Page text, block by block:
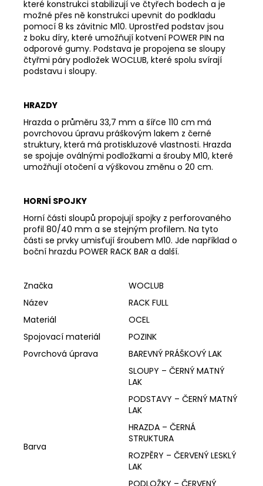
které konstrukci stabilizují ve čtyřech bodech a je
možné přes ně konstrukci upevnit do podkladu
pomocí 8 ks závitnic M10. Uprostřed podstav jsou
z boku díry, které umožňují kotvení POWER PIN na
odporové gumy. Podstava je propojena se sloupy
čtyřmi páry podložek WOCLUB, které spolu svírají
podstavu i sloupy.
HRAZDY
Hrazda o průměru 33,7 mm a šířce 110 cm má
povrchovou úpravu práškovým lakem z černé
struktury, která má protiskluzové vlastnosti. Hrazda
se spojuje oválnými podložkami a šrouby M10, které
umožňují otočení a výškovou změnu o 20 cm.
HORNÍ SPOJKY
Horní části sloupů propojují spojky z perforovaného
profil 80/40 mm a se stejným profilem. Na tyto
části se prvky umisťují šroubem M10. Jde například o
boční hrazdu POWER RACK BAR a další.
Značka
WOCLUB
Název
RACK FULL
Materiál
OCEL
Spojovací materiál
POZINK
Povrchová úprava
BAREVNÝ PRÁŠKOVÝ LAK
Barva
SLOUPY – ČERNÝ MATNÝ
LAK
PODSTAVY – ČERNÝ MATNÝ
LAK
HRAZDA – ČERNÁ
STRUKTURA
ROZPĚRY – ČERVENÝ LESKLÝ
LAK
PODLOŽKY – ČERVENÝ